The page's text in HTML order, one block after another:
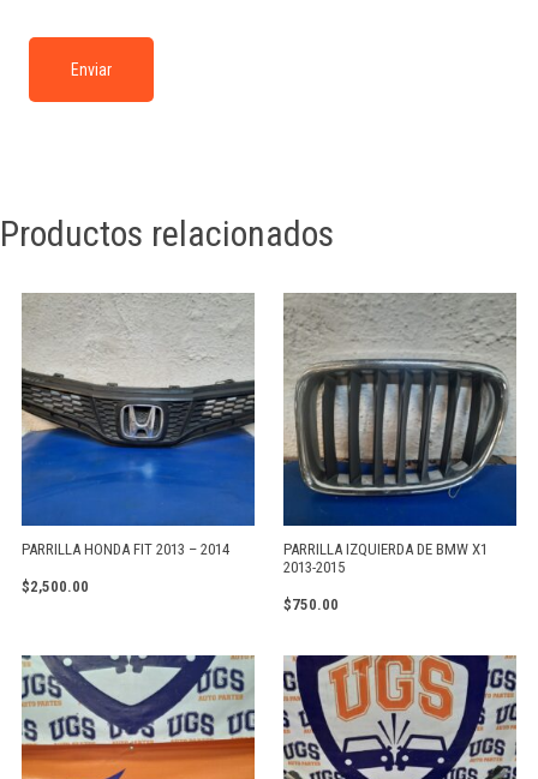
Productos relacionados
PARRILLA HONDA FIT 2013 – 2014
$2,500.00
PARRILLA IZQUIERDA DE BMW X1
2013-2015
$750.00